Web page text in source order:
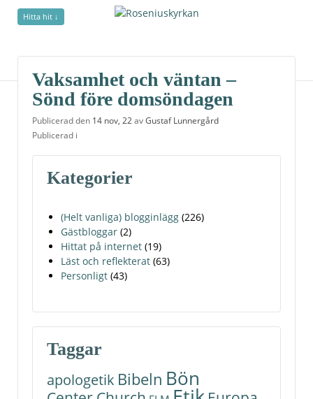
Hitta hit ↓
Vaksamhet och väntan –
Sönd före domsöndagen
Publicerad den 14 nov, 22avGustaf Lunnergård
Publicerad i
Kategorier
(Helt vanliga) blogginlägg (226)
Gästbloggar (2)
Hittat på internet (19)
Läst och reflekterat (63)
Personligt (43)
Taggar
apologetik Bibeln Bön